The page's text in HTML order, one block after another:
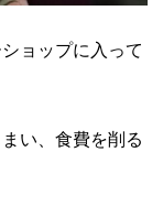
ョップに入って
い、食費を削る